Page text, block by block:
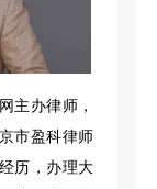
办律师，
市盈科律师
历，办理大